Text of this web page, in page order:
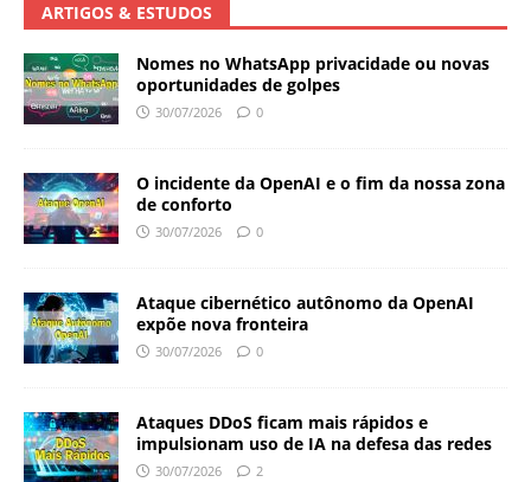
ARTIGOS & ESTUDOS
Nomes no WhatsApp privacidade ou novas
oportunidades de golpes
30/07/2026 0
O incidente da OpenAI e o fim da nossa zona
de conforto
30/07/2026 0
Ataque cibernético autônomo da OpenAI
expõe nova fronteira
30/07/2026 0
Ataques DDoS ficam mais rápidos e
impulsionam uso de IA na defesa das redes
30/07/2026 2